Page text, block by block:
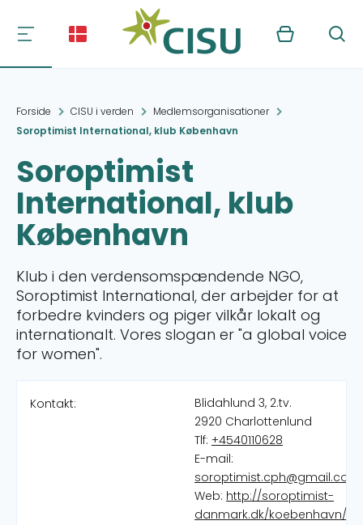
Kurv Søg
Forside CISU i verden
Medlemsorganisationer
Soroptimist International, klub København
Soroptimist
International, klub
København
Klub i den verdensomspændende NGO,
Soroptimist International, der arbejder for at
forbedre kvinders og piger vilkår lokalt og
internationalt. Vores slogan er "a global voice
for women".
Kontakt:
Blidahlund 3, 2.tv.
2920 Charlottenlund
Tlf: +4540110628
E-mail:
soroptimist.cph@gmail.com
Web: http://soroptimist-
danmark.dk/koebenhavn/